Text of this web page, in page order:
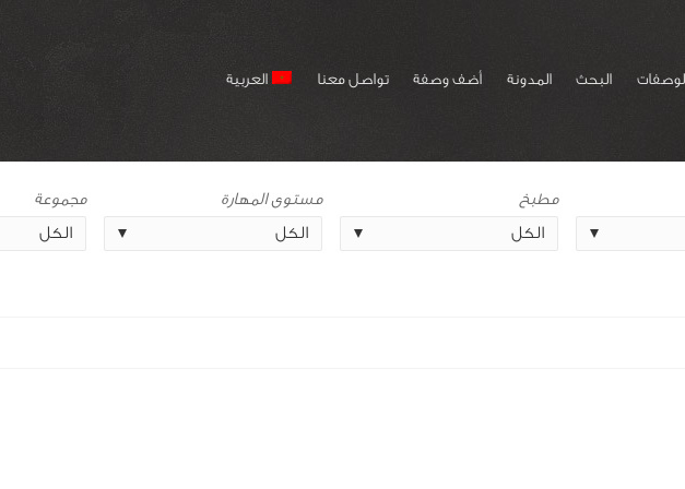
البحث المدونة أضف وصفة تواصل معنا العربية
مطبخ
مستوى المهارة
مجموعة